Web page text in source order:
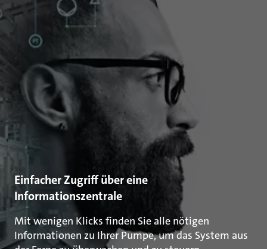
Einfacher Zugriff über eine
Informationszentrale
Mit wenigen Klicks finden Sie alle nötigen
Informationen zu Ihrer Pumpe, um das System aus